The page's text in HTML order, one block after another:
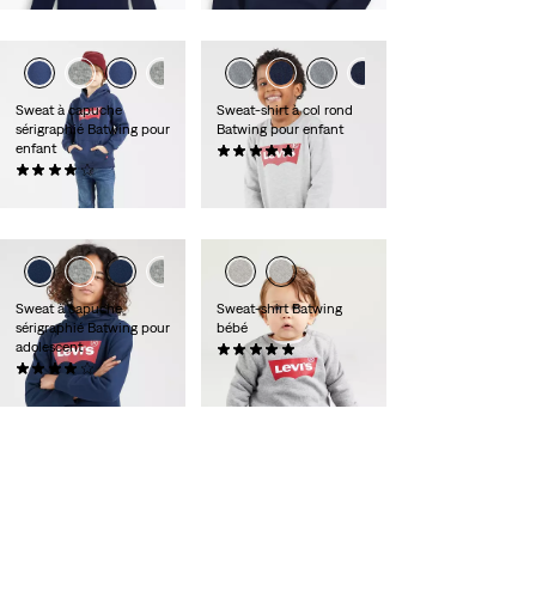
Sweat à capuche
sérigraphié Batwing pour
enfant
(35)
Sweat-shirt à col rond
Batwing pour enfant
(20)
30,00 €
Sweat à capuche
sérigraphié Batwing pour
adolescent
(44)
40,00 €
Sweat-shirt Batwing
bébé
25,00 €